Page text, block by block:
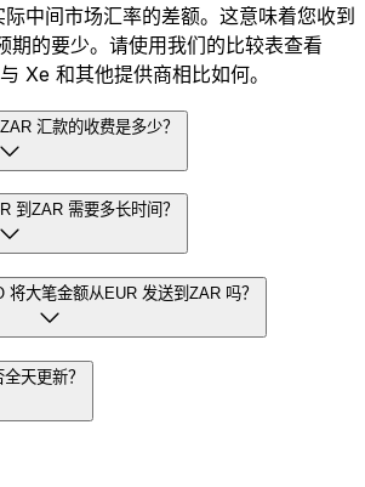
中间市场汇率的差额。这意味着您收到
期的要少。请使用我们的比较表查看
Xe 和其他提供商相比如何。
汇款的收费是多少？
到ZAR 需要多长时间？
大笔金额从EUR 发送到ZAR 吗？
天更新？